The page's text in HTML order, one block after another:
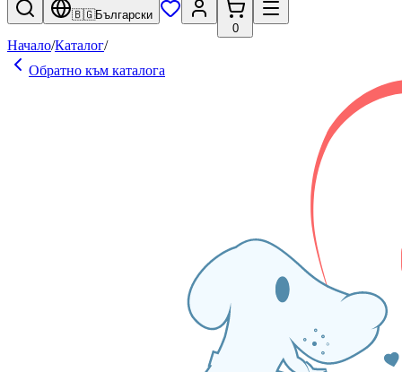
🇧🇬Български
0
Начало/Каталог/
Обратно към каталога